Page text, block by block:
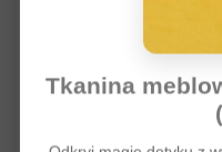
Naturalne środki do
coraz większą
osób dbających o
Tkanina